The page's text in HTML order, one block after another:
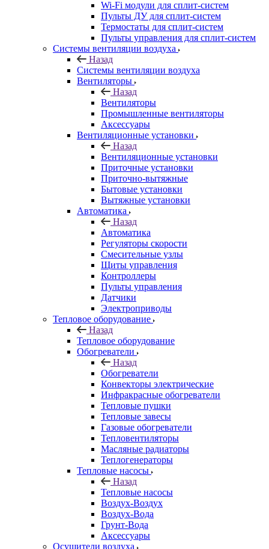
Wi-Fi модули для сплит-систем
Пульты ДУ для сплит-систем
Термостаты для сплит-систем
Пульты управления для сплит-систем
Системы вентиляции воздуха
Назад
Системы вентиляции воздуха
Вентиляторы
Назад
Вентиляторы
Промышленные вентиляторы
Аксессуары
Вентиляционные установки
Назад
Вентиляционные установки
Приточные установки
Приточно-вытяжные
Бытовые установки
Вытяжные установки
Автоматика
Назад
Автоматика
Регуляторы скорости
Смесительные узлы
Щиты управления
Контроллеры
Пульты управления
Датчики
Электроприводы
Тепловое оборудование
Назад
Тепловое оборудование
Обогреватели
Назад
Обогреватели
Конвекторы электрические
Инфракрасные обогреватели
Тепловые пушки
Тепловые завесы
Газовые обогреватели
Тепловентиляторы
Масляные радиаторы
Теплогенераторы
Тепловые насосы
Назад
Тепловые насосы
Воздух-Воздух
Воздух-Вода
Грунт-Вода
Аксессуары
Осушители воздуха